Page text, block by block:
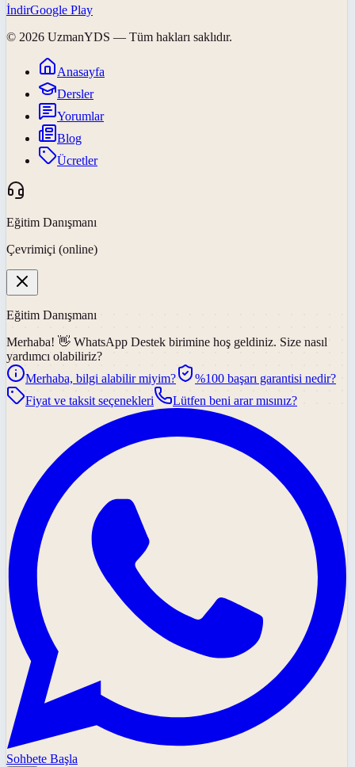
İndirGoogle Play
© 2026 UzmanYDS — Tüm hakları saklıdır.
Anasayfa
Dersler
Yorumlar
Blog
Ücretler
Eğitim Danışmanı
Çevrimiçi (online)
Eğitim Danışmanı
Merhaba! 👋 WhatsApp Destek birimine hoş geldiniz. Size nasıl
yardımcı olabiliriz?
Merhaba, bilgi alabilir miyim?
%100 başarı garantisi nedir?
Fiyat ve taksit seçenekleri
Lütfen beni arar mısınız?
Sohbete Başla